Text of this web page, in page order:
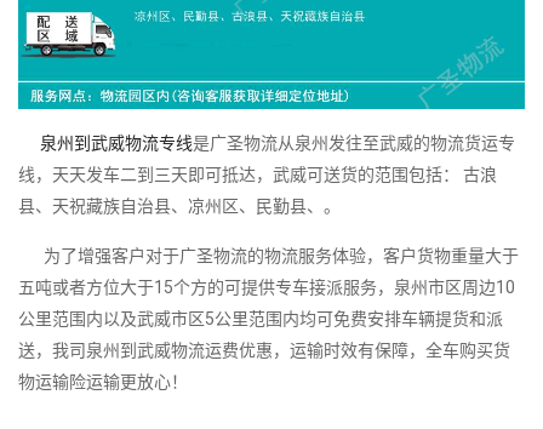
泉州到武威物流专线是广圣物流从泉州发往至武威的物流货运专
线，天天发车二到三天即可抵达，武威可送货的范围包括： 古浪
县、天祝藏族自治县、凉州区、民勤县、。
为了增强客户对于广圣物流的物流服务体验，客户货物重量大于
五吨或者方位大于15个方的可提供专车接派服务，泉州市区周边10
公里范围内以及武威市区5公里范围内均可免费安排车辆提货和派
送，我司泉州到武威物流运费优惠，运输时效有保障，全车购买货
物运输险运输更放心！